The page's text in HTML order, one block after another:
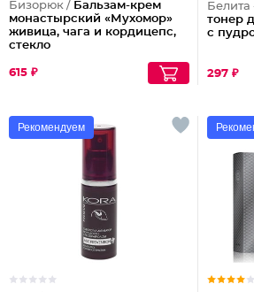
Бизорюк / Бальзам-крем
монастырский «Мухомор»
живица, чага и кордицепс,
стекло
615 ₽
Белита
тонер
с
297 ₽
Рекомендуем